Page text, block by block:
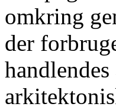
omkring
der